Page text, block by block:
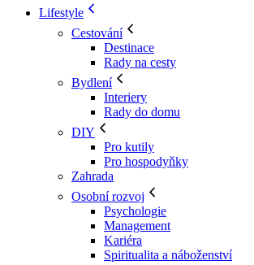
Lifestyle
Cestování
Destinace
Rady na cesty
Bydlení
Interiery
Rady do domu
DIY
Pro kutily
Pro hospodyňky
Zahrada
Osobní rozvoj
Psychologie
Management
Kariéra
Spiritualita a náboženství